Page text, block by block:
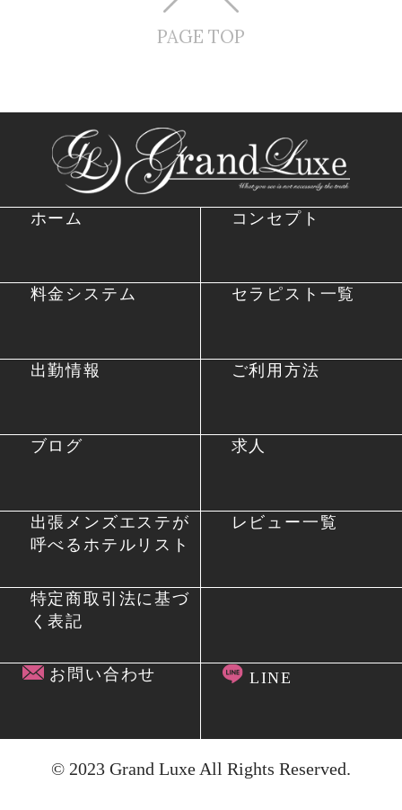
PAGE TOP
ホーム コンセプト
料金システム セラピスト一覧
出勤情報 ご利用方法
ブログ 求人
出張メンズエステが
呼べるホテルリスト
レビュー一覧
特定商取引法に基づ
く表記
お問い合わせ LINE
© 2023 Grand Luxe All Rights Reserved.